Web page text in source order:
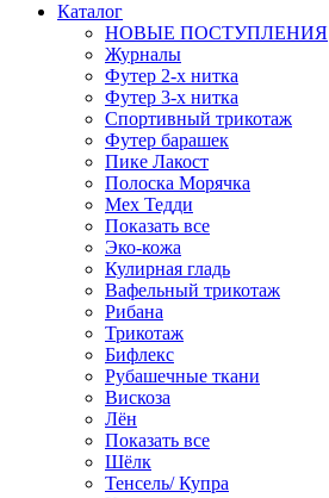
Каталог
НОВЫЕ ПОСТУПЛЕНИЯ
Журналы
Футер 2-х нитка
Футер 3-х нитка
Спортивный трикотаж
Футер барашек
Пике Лакост
Полоска Морячка
Мех Тедди
Показать все
Эко-кожа
Кулирная гладь
Вафельный трикотаж
Рибана
Трикотаж
Бифлекс
Рубашечные ткани
Вискоза
Лён
Показать все
Шёлк
Тенсель/ Купра